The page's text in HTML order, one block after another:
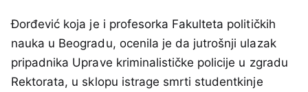
Đorđević koja je i profesorka Fakulteta političkih
nauka u Beogradu, ocenila je da jutrošnji ulazak
pripadnika Uprave kriminalističke policije u zgradu
Rektorata, u sklopu istrage smrti studentkinje